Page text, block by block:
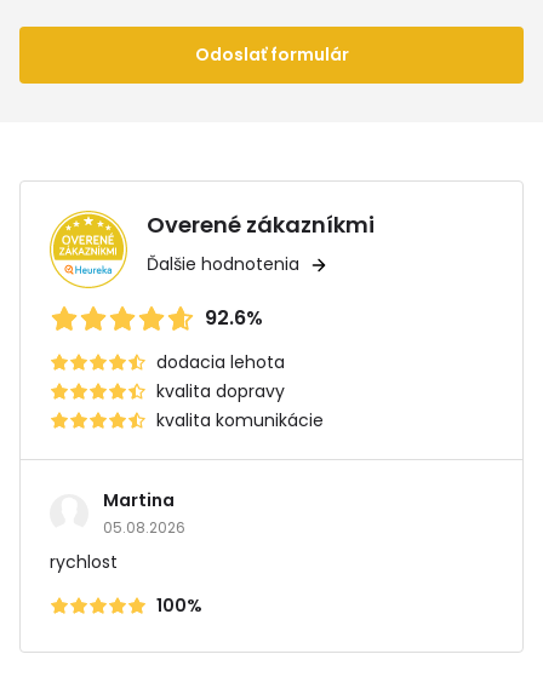
Odoslať formulár
Overené zákazníkmi
Ďalšie hodnotenia
92.6%
dodacia lehota
kvalita dopravy
kvalita komunikácie
Martina
05.08.2026
rychlost
100%